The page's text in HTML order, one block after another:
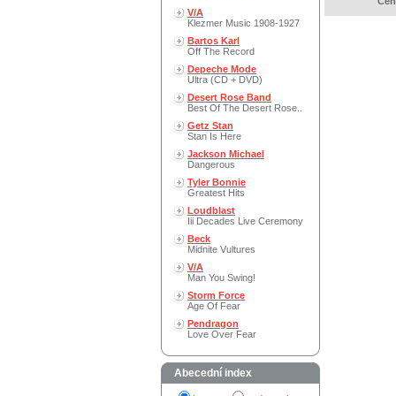
V/A
Klezmer Music 1908-1927
Bartos Karl
Off The Record
Depeche Mode
Ultra (CD + DVD)
Desert Rose Band
Best Of The Desert Rose..
Getz Stan
Stan Is Here
Jackson Michael
Dangerous
Tyler Bonnie
Greatest Hits
Loudblast
Iii Decades Live Ceremony
Beck
Midnite Vultures
V/A
Man You Swing!
Storm Force
Age Of Fear
Pendragon
Love Over Fear
Abecední index